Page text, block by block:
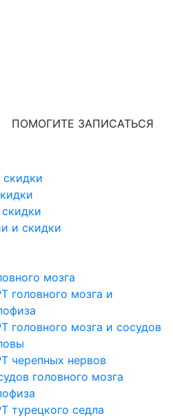
ПОМОГИТЕ ЗАПИСАТЬСЯ
и скидки
мозга
головного мозга и
головного мозга и сосудов
черепных нервов
головного мозга
турецкого седла